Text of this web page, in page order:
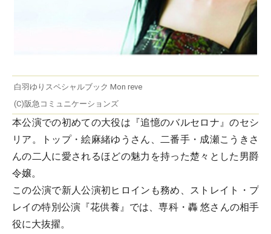
白羽ゆりスペシャルブック Mon reve
(C)阪急コミュニケーションズ
本公演での初めての大役は『追憶のバルセロナ』のセシ
リア。トップ・絵麻緒ゆうさん、二番手・成瀬こうきさ
んの二人に愛されるほどの魅力を持った楚々とした男爵
令嬢。
この公演で新人公演初ヒロインも務め、ストレイト・プ
レイの特別公演『花供養』では、専科・轟 悠さんの相手
役に大抜擢。